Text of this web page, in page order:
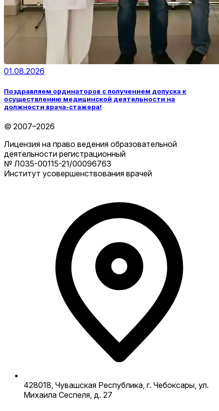
01.08.2026
Поздравляем ординаторов с получением допуска к
осуществлению медицинской деятельности на
должности врача-стажера!
© 2007–2026
Лицензия на право ведения образовательной
деятельности регистрационный
№ Л035-00115-21/00096763
Институт усовершенствования врачей
428018, Чувашская Республика, г. Чебоксары, ул.
Михаила Сеспеля, д. 27